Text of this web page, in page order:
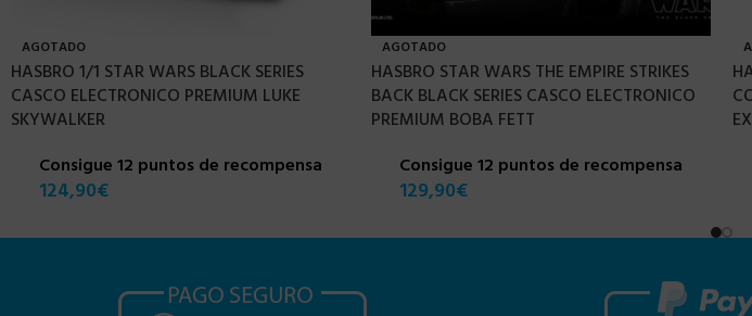
AGOTADO
HASBRO 1/1 STAR WARS BLACK SERIES
CASCO ELECTRONICO PREMIUM LUKE
SKYWALKER
Consigue 12 puntos de recompensa
124,90€
AGOTADO
HASBRO STAR WARS THE EMPIRE STRIKES
BACK BLACK SERIES CASCO ELECTRONICO
PREMIUM BOBA FETT
Consigue 12 puntos de recompensa
129,90€